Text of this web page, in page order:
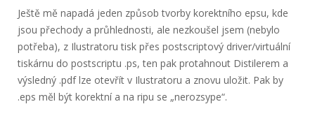
Ještě mě napadá jeden způsob tvorby korektního epsu, kde
jsou přechody a průhlednosti, ale nezkoušel jsem (nebylo
potřeba), z Ilustratoru tisk přes postscriptový driver/virtuální
tiskárnu do postscriptu .ps, ten pak protahnout Distilerem a
výsledný .pdf lze otevřít v Ilustratoru a znovu uložit. Pak by
.eps měl být korektní a na ripu se „nerozsype“.